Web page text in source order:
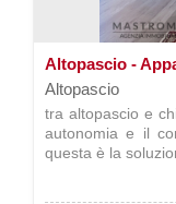
Altopascio -
Altopascio
tra altopascio e
autonomia e il
questa è la